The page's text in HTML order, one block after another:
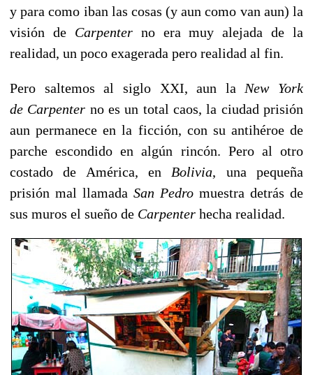
y para como iban las cosas (y aun como van aun) la
visión de Carpenterno era muy alejada de la
realidad, un poco exagerada pero realidad al fin.
Pero saltemos al siglo XXI, aun la New York
de Carpenter no es un total caos, la ciudad prisión
aun permanece en la ficción, con su antihéroe de
parche escondido en algún rincón. Pero al otro
costado de América, en Bolivia, una pequeña
prisión mal llamada San Pedro muestra detrás de
sus muros el sueño de Carpenter hecha realidad.